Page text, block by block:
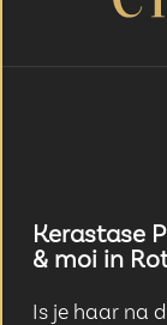
Kerastase
& moi in
Is je haar na